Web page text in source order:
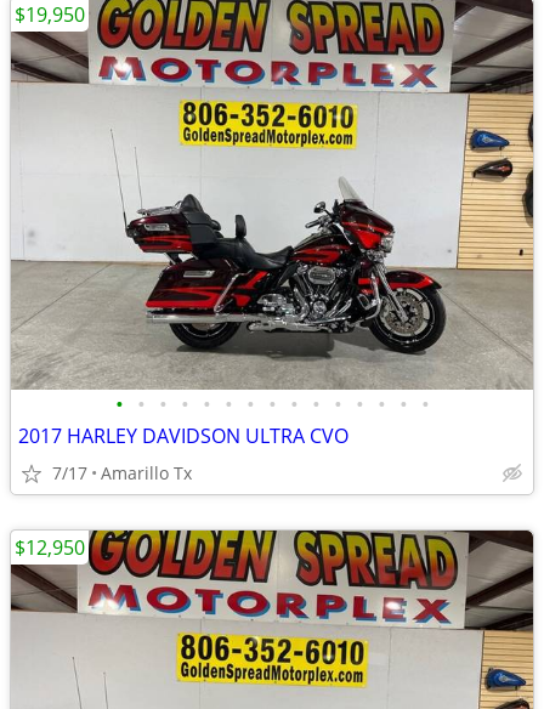
• • • • • • • • • • • • • • •
2017 HARLEY DAVIDSON ULTRA CVO
7/17 Amarillo Tx
$19,950
$12,950